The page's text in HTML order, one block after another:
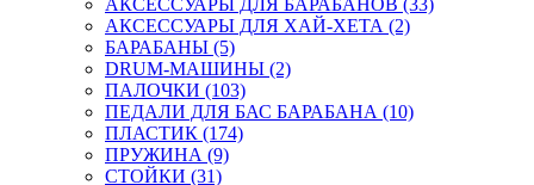
АКСЕССУАРЫ ДЛЯ ХАЙ-ХЕТА (2)
БАРАБАНЫ (5)
DRUM-МАШИНЫ (2)
ПАЛОЧКИ (103)
ПЕДАЛИ ДЛЯ БАС БАРАБАНА (10)
ПЛАСТИК (174)
ПРУЖИНА (9)
СТОЙКИ (31)